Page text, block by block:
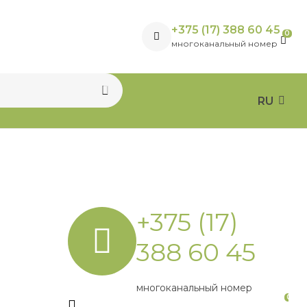
+375 (17) 388 60 45
многоканальный номер
0
RU
+375 (17)
388 60 45
многоканальный номер
0